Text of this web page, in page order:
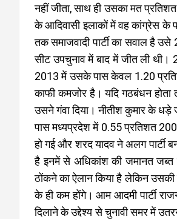
नहीं जीता, साथ ही उसका मत
के आदिवासी इलाकों में वह कांग्रेस के
तक समाजवादी पार्टी का सवाल है
सीट उपचुनाव में बाद में जीत ली
2013 में उसके पास केवल 1.20
काफी कमजोर है। यदि गठबंधन
उसने गंवा दिया। नीतीश कुमार के
पास मध्यप्रदेश में 0.55 प्रतिशत
हो गई और शरद यादव ने अलग पार्टी
है इनमें से अधिकांश की जमानत जब्त
ठोंकने का ऐलान किया है लेकिन उसकी
के ही कम होंगे। आम आदमी पार्टी
दिलाने के उद्देश्य से चुनावी समर में